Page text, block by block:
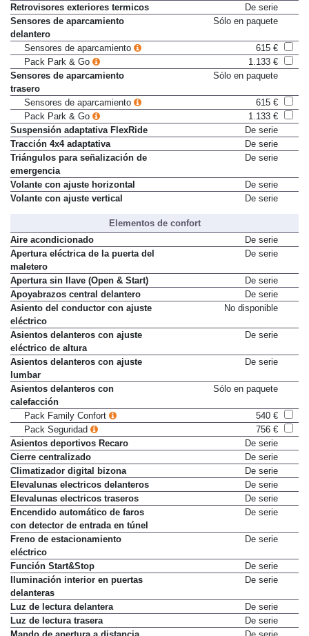
Retrovisores exteriores termicos
De serie
Sensores de aparcamiento
delantero
Sólo en paquete
Sensores de aparcamiento
615 €
Pack Park & Go
1.133 €
Sensores de aparcamiento
trasero
Sólo en paquete
Sensores de aparcamiento
615 €
Pack Park & Go
1.133 €
Suspensión adaptativa FlexRide
De serie
Tracción 4x4 adaptativa
De serie
Triángulos para señalización de
emergencia
De serie
Volante con ajuste horizontal
De serie
Volante con ajuste vertical
De serie
Elementos de confort
Aire acondicionado
De serie
Apertura eléctrica de la puerta del
maletero
De serie
Apertura sin llave (Open & Start)
De serie
Apoyabrazos central delantero
De serie
Asiento del conductor con ajuste
eléctrico
No disponible
Asientos delanteros con ajuste
eléctrico de altura
De serie
Asientos delanteros con ajuste
lumbar
De serie
Asientos delanteros con
calefacción
Sólo en paquete
Pack Family Confort
540 €
Pack Seguridad
756 €
Asientos deportivos Recaro
De serie
Cierre centralizado
De serie
Climatizador digital bizona
De serie
Elevalunas electricos delanteros
De serie
Elevalunas electricos traseros
De serie
Encendido automático de faros
con detector de entrada en túnel
De serie
Freno de estacionamiento
eléctrico
De serie
Función Start&Stop
De serie
Iluminación interior en puertas
delanteras
De serie
Luz de lectura delantera
De serie
Luz de lectura trasera
De serie